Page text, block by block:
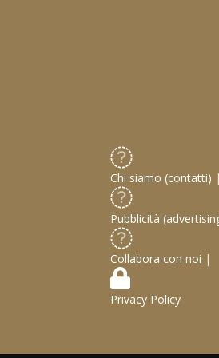
Chi siamo (contatti) |
Pubblicità
Collabora con noi |
Privacy Policy